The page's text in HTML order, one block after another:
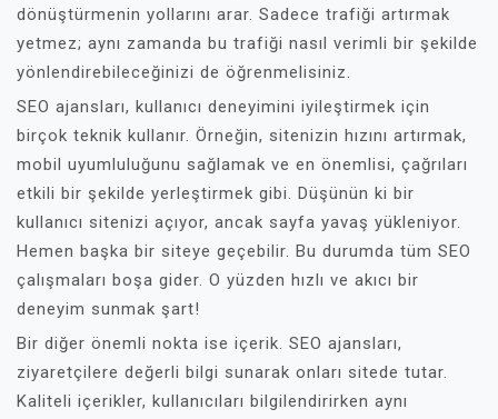
dönüştürmenin yollarını arar. Sadece trafiği artırmak
yetmez; aynı zamanda bu trafiği nasıl verimli bir şekilde
yönlendirebileceğinizi de öğrenmelisiniz.
SEO ajansları, kullanıcı deneyimini iyileştirmek için
birçok teknik kullanır. Örneğin, sitenizin hızını artırmak,
mobil uyumluluğunu sağlamak ve en önemlisi, çağrıları
etkili bir şekilde yerleştirmek gibi. Düşünün ki bir
kullanıcı sitenizi açıyor, ancak sayfa yavaş yükleniyor.
Hemen başka bir siteye geçebilir. Bu durumda tüm SEO
çalışmaları boşa gider. O yüzden hızlı ve akıcı bir
deneyim sunmak şart!
Bir diğer önemli nokta ise içerik. SEO ajansları,
ziyaretçilere değerli bilgi sunarak onları sitede tutar.
Kaliteli içerikler, kullanıcıları bilgilendirirken aynı